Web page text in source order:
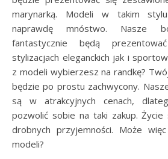
marynarką. Modeli w takim
naprawdę mnóstwo. Nasze
fantastycznie będą
stylizacjach eleganckich jak i
z modeli wybierzesz na randkę?
będzie po prostu zachwycony.
są w atrakcyjnych cenach,
pozwolić sobie na taki zakup. Życie
drobnych przyjemności. Może
modeli?